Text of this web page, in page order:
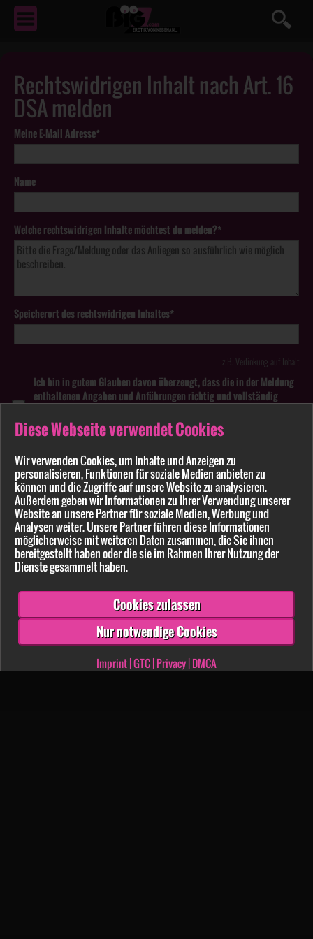
Diese Webseite verwendet Cookies
Wir verwenden Cookies, um Inhalte und Anzeigen zu
personalisieren, Funktionen für soziale Medien anbieten zu
können und die Zugriffe auf unsere Website zu analysieren.
Außerdem geben wir Informationen zu Ihrer Verwendung unserer
Website an unsere Partner für soziale Medien, Werbung und
Analysen weiter. Unsere Partner führen diese Informationen
möglicherweise mit weiteren Daten zusammen, die Sie ihnen
bereitgestellt haben oder die sie im Rahmen Ihrer Nutzung der
Dienste gesammelt haben.
Cookies zulassen
Nur notwendige Cookies
Imprint|GTC|Privacy|DMCA
EROTIKVON NEBENAN ...
Rechtswidrigen Inhalt nach Art. 16
DSA melden
Meine E-Mail Adresse*
Name
Welche rechtswidrigen Inhalte möchtest du melden?*
Speicherort des rechtswidrigen Inhaltes*
z.B. Verlinkung auf Inhalt
Ich bin in gutem Glauben davon überzeugt, dass die in der Meldung
enthaltenen Angaben und Anführungen richtig und vollständig
rechtswidrigen Inhalten können strafbar sein.
Pflichtfelder sind mit * markiert
Bitte beachten Sie unsereDatenschutzerklärung.